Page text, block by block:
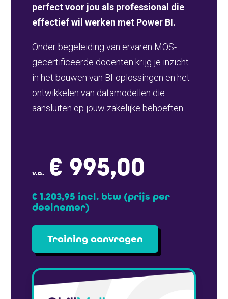
perfect voor jou als professional die
effectief wil werken met Power BI.
Onder begeleiding van ervaren MOS-
gecertificeerde docenten krijg je inzicht
in het bouwen van BI-oplossingen en het
ontwikkelen van datamodellen die
aansluiten op jouw zakelijke behoeften.
v.a. € 995,00
€ 1.203,95 incl. btw (prijs per
deelnemer)
Training aanvragen